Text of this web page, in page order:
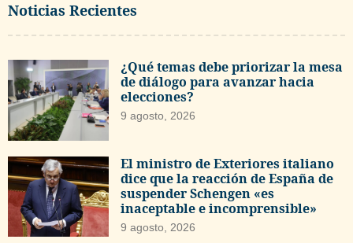
Noticias Recientes
¿Qué temas debe priorizar la mesa
de diálogo para avanzar hacia
elecciones?
9 agosto, 2026
El ministro de Exteriores italiano
dice que la reacción de España de
suspender Schengen «es
inaceptable e incomprensible»
9 agosto, 2026